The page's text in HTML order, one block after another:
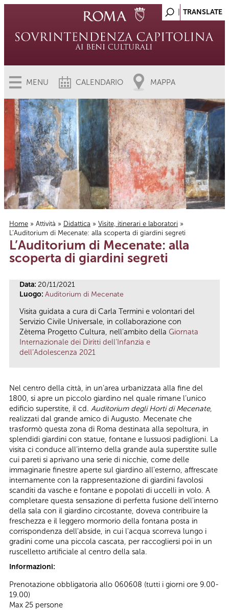
MENU CALENDARIO MAPPA
Tu sei qui
Home » Attività » Didattica » Visite, itinerari e laboratori »
L’Auditorium di Mecenate: alla scoperta di giardini segreti
L’Auditorium di Mecenate: alla
scoperta di giardini segreti
Data: 20/11/2021
Luogo: Auditorium di Mecenate
Visita guidata a cura di Carla Termini e volontari del
Servizio Civile Universale, in collaborazione con
Zètema Progetto Cultura, nell'ambito della Giornata
Internazionale dei Diritti dell’Infanzia e
dell’Adolescenza 2021
Nel centro della città, in un’area urbanizzata alla fine del
1800, si apre un piccolo giardino nel quale rimane l’unico
edificio superstite, il cd. Auditorium degli Horti di Mecenate,
realizzati dal grande amico di Augusto. Mecenate che
trasformò questa zona di Roma destinata alla sepoltura, in
splendidi giardini con statue, fontane e lussuosi padiglioni. La
visita ci conduce all’interno della grande aula superstite sulle
cui pareti si aprivano una serie di nicchie, come delle
immaginarie finestre aperte sul giardino all'esterno, affrescate
internamente con la rappresentazione di giardini favolosi
scanditi da vasche e fontane e popolati di uccelli in volo. A
completare questa sensazione di perfetta fusione dell'interno
della sala con il giardino circostante, doveva contribuire la
freschezza e il leggero mormorio della fontana posta in
corrispondenza dell'abside, in cui l'acqua scorreva lungo i
gradini come una piccola cascata, per raccogliersi poi in un
ruscelletto artificiale al centro della sala.
Informazioni:
Prenotazione obbligatoria allo 060608 (tutti i giorni ore 9.00-
19.00)
Max 25 persone